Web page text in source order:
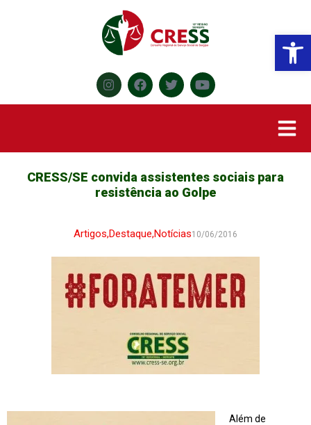
CRESS/SE convida assistentes sociais para
resistência ao Golpe
Artigos,Destaque,Notícias10/06/2016
Além de